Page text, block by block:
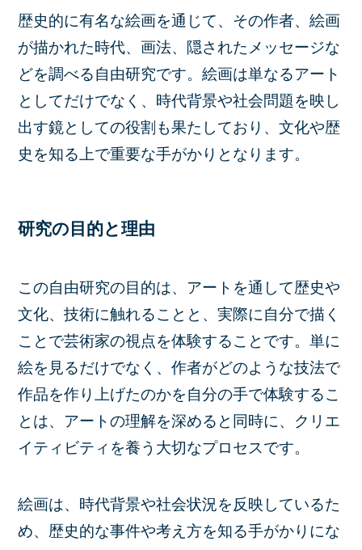
歴史的に有名な絵画を通じて、その作者、絵画
が描かれた時代、画法、隠されたメッセージな
どを調べる自由研究です。絵画は単なるアート
としてだけでなく、時代背景や社会問題を映し
出す鏡としての役割も果たしており、文化や歴
史を知る上で重要な手がかりとなります。
研究の目的と理由
この自由研究の目的は、アートを通して歴史や
文化、技術に触れることと、実際に自分で描く
ことで芸術家の視点を体験することです。単に
絵を見るだけでなく、作者がどのような技法で
作品を作り上げたのかを自分の手で体験するこ
とは、アートの理解を深めると同時に、クリエ
イティビティを養う大切なプロセスです。
絵画は、時代背景や社会状況を反映しているた
め、歴史的な事件や考え方を知る手がかりにな